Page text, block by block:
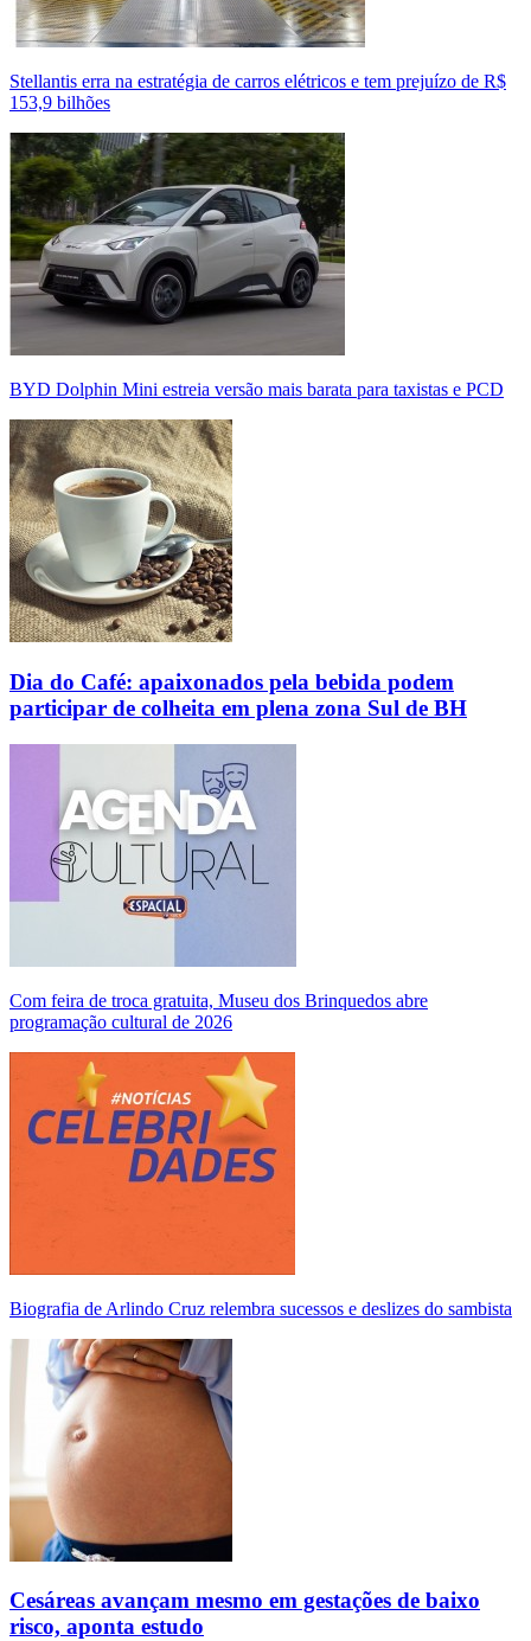
Stellantis erra na estratégia de carros elétricos e tem prejuízo de R$
153,9 bilhões
BYD Dolphin Mini estreia versão mais barata para taxistas e PCD
Dia do Café: apaixonados pela bebida podem
participar de colheita em plena zona Sul de BH
Com feira de troca gratuita, Museu dos Brinquedos abre
programação cultural de 2026
Biografia de Arlindo Cruz relembra sucessos e deslizes do sambista
Cesáreas avançam mesmo em gestações de baixo
risco, aponta estudo